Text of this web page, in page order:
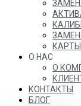
О НАС
О
КОНТАКТЫ
БЛОГ